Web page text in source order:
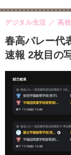
春高バレー代
速報 2枚目の
デジタル生活 高